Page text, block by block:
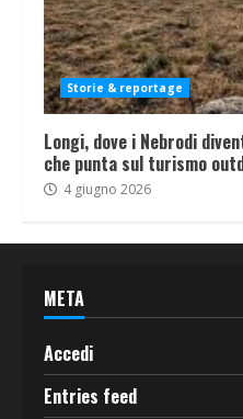
Storie & reportage
Longi, dove i Nebrodi
che punta sul turismo
4 giugno 2026
META
Accedi
Entries feed